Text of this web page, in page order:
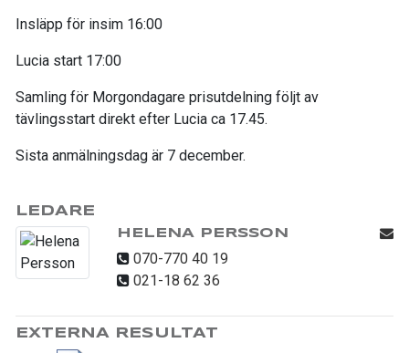
Insläpp för insim 16:00
Lucia start 17:00
Samling för Morgondagare prisutdelning följt av
tävlingsstart direkt efter Lucia ca 17.45.
Sista anmälningsdag är 7 december.
LEDARE
HELENA PERSSON
070-770 40 19
021-18 62 36
EXTERNA RESULTAT